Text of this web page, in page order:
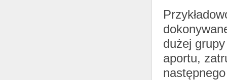
dużej
aportu,